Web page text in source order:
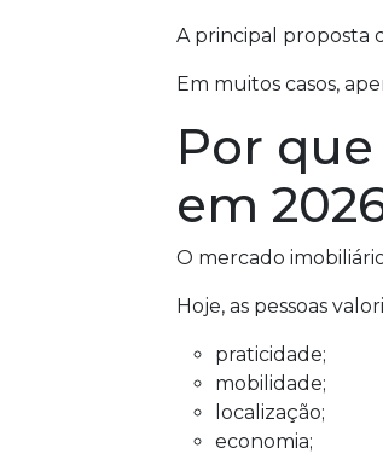
A principal proposta
Em muitos casos,
Por
em
O mercado
Hoje, as pessoas
praticidade;
mobilidade;
localização;
economia;